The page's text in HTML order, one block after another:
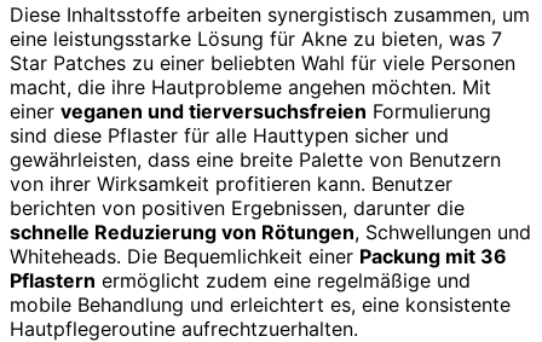
Diese Inhaltsstoffe arbeiten synergistisch zusammen, um
eine leistungsstarke Lösung für Akne zu bieten, was 7
Star Patches zu einer beliebten Wahl für viele Personen
macht, die ihre Hautprobleme angehen möchten. Mit
einer veganen und tierversuchsfreien Formulierung
sind diese Pflaster für alle Hauttypen sicher und
gewährleisten, dass eine breite Palette von Benutzern
von ihrer Wirksamkeit profitieren kann. Benutzer
berichten von positiven Ergebnissen, darunter die
schnelle Reduzierung von Rötungen, Schwellungen und
Whiteheads. Die Bequemlichkeit einer Packung mit 36
Pflastern ermöglicht zudem eine regelmäßige und
mobile Behandlung und erleichtert es, eine konsistente
Hautpflegeroutine aufrechtzuerhalten.